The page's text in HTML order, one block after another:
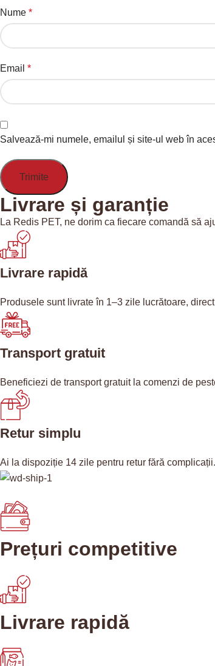
Nume *
Email *
Salvează-mi numele, emailul și site-ul web în
Livrare și garanție
La Redis PET, ne dorim ca fiecare comandă să
Livrare rapidă
Produsele sunt livrate în 1–3 zile lucrătoare,
Transport gratuit
Beneficiezi de transport gratuit la comenzi de
Retur simplu
Ai la dispoziție 14 zile pentru retur fără complicații.
Prețuri competitive
Livrare rapidă